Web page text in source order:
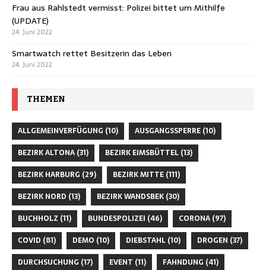
Frau aus Rahlstedt vermisst: Polizei bittet um Mithilfe
(UPDATE)
24. Juni 2022
Smartwatch rettet Besitzerin das Leben
24. Juni 2022
THEMEN
ALLGEMEINVERFÜGUNG (10) AUSGANGSSPERRE (10)
BEZIRK ALTONA (31) BEZIRK EIMSBÜTTEL (13)
BEZIRK HARBURG (29) BEZIRK MITTE (111)
BEZIRK NORD (13) BEZIRK WANDSBEK (30)
BUCHHOLZ (11) BUNDESPOLIZEI (46) CORONA (97)
COVID (81) DEMO (10) DIEBSTAHL (10) DROGEN (37)
DURCHSUCHUNG (17) EVENT (11) FAHNDUNG (41)